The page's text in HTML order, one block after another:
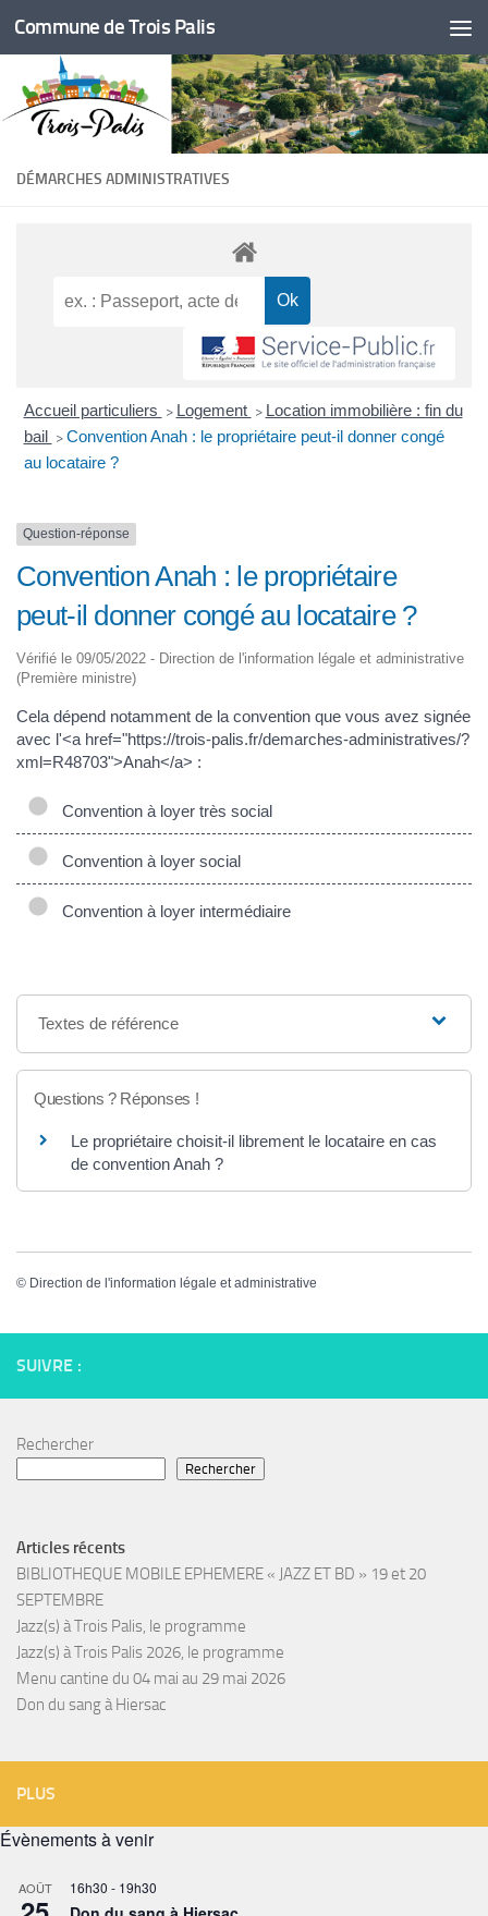
Skip to content
Commune de Trois Palis
DÉMARCHES ADMINISTRATIVES
Accueil particuliers > Logement > Location immobilière : fin du
bail > Convention Anah : le propriétaire peut-il donner congé
au locataire ?
Question-réponse
Convention Anah : le propriétaire
peut-il donner congé au locataire ?
Vérifié le 09/05/2022 - Direction de l'information légale et administrative
(Première ministre)
Cela dépend notamment de la convention que vous avez signée
avec l'<a href="https://trois-palis.fr/demarches-administratives/?
xml=R48703">Anah</a> :
Convention à loyer très social
Convention à loyer social
Convention à loyer intermédiaire
Textes de référence
Questions ? Réponses !
Le propriétaire choisit-il librement le locataire en cas
de convention Anah ?
© Direction de l'information légale et administrative
SUIVRE :
Rechercher
Rechercher
Articles récents
BIBLIOTHEQUE MOBILE EPHEMERE « JAZZ ET BD » 19 et 20
SEPTEMBRE
Jazz(s) à Trois Palis, le programme
Jazz(s) à Trois Palis 2026, le programme
Menu cantine du 04 mai au 29 mai 2026
Don du sang à Hiersac
PLUS
Évènements à venir
AOÛT 16h30 - 19h30